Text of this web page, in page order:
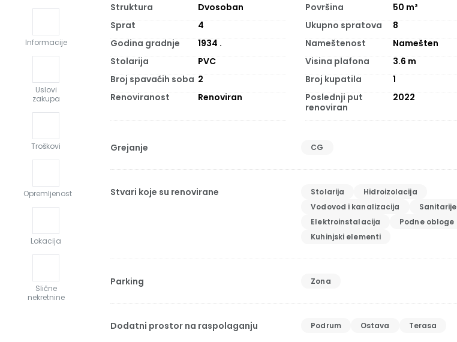
Informacije
Uslovi
zakupa
Troškovi
Opremljenost
Lokacija
Slične
nekretnine
Struktura Dvosoban Površina 50 m²
Sprat
4 Ukupno spratova
8
Godina gradnje
1934 . Nameštenost
Namešten
Stolarija
PVC Visina plafona 3.6 m
Broj spavaćih soba 2 Broj kupatila
1
Renoviranost
Renoviran
Poslednji put
renoviran
2022
Grejanje CG
Stvari koje su renovirane Stolarija
Hidroizolacija
Vodovod i kanalizacija
Sanitarije
Elektroinstalacija
Podne obloge
Kuhinjski elementi
Parking Zona
Dodatni prostor na raspolaganju Podrum Ostava Terasa